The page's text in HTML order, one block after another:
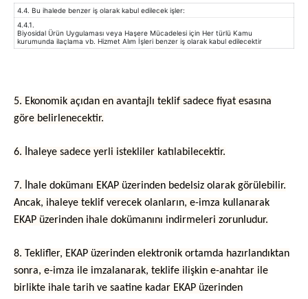
4.4. Bu ihalede benzer iş olarak kabul edilecek işler:
4.4.1.
Biyosidal Ürün Uygulaması veya Haşere Mücadelesi için Her türlü Kamu
kurumunda ilaçlama vb. Hizmet Alım İşleri benzer iş olarak kabul edilecektir
5. Ekonomik açıdan en avantajlı teklif sadece fiyat esasına
göre belirlenecektir.
6. İhaleye sadece yerli istekliler katılabilecektir.
7. İhale dokümanı EKAP üzerinden bedelsiz olarak görülebilir.
Ancak, ihaleye teklif verecek olanların, e-imza kullanarak
EKAP üzerinden ihale dokümanını indirmeleri zorunludur.
8. Teklifler, EKAP üzerinden elektronik ortamda hazırlandıktan
sonra, e-imza ile imzalanarak, teklife ilişkin e-anahtar ile
birlikte ihale tarih ve saatine kadar EKAP üzerinden